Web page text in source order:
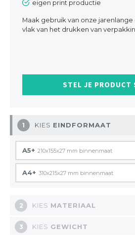
eigen print productie
Maak gebruik van onze
vlak van het drukken van
STEL JE PRODUCT
1 KIES EINDFORMAAT
A5+ 210x155x27 mm binnenmaat
A4+ 310x215x27 mm binnenmaat
2 KIES MATERIAAL
3 KIES GEWICHT